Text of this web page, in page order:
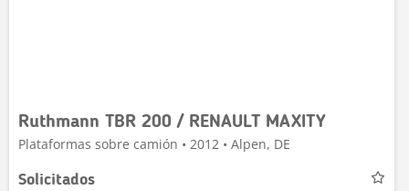
Ruthmann TBR 200 / RENAULT MAXITY
Plataformas sobre camión • 2012 • Alpen, DE
Solicitados